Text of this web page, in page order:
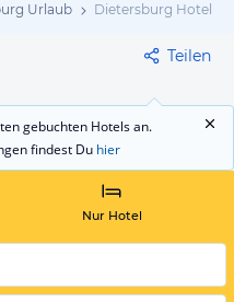
Urlaub Dietersburg Hotels
Teilen
gebuchten Hotels an.
findest Du hier
Nur Hotel